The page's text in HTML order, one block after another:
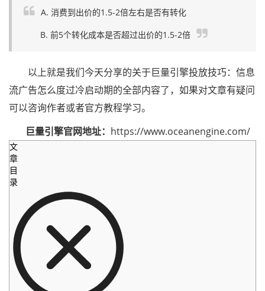
A. 消费到出价的1.5-2倍左右是否有转化
B. 前5个转化成本是否超过出价的1.5-2倍
以上就是我们今天分享的关于巨量引擎投放技巧：信息
流广告怎么度过冷启动期的全部内容了，如果对文章有疑问
可以咨询作者或者官方教程学习。
巨量引擎官网地址： https://www.oceanengine.com/
文
章
目
录